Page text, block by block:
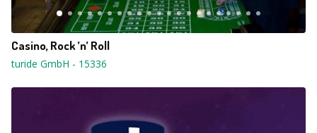
Casino, Rock ’n’ Roll
turide GmbH - 15336